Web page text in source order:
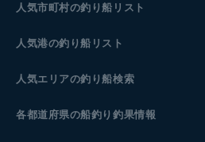
人気市町村の釣り船リスト
人気港の釣り船リスト
人気エリアの釣り船検索
各都道府県の船釣り釣果情報